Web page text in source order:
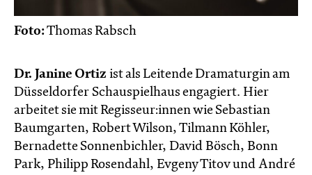
Foto:Thomas Rabsch
Dr. Janine Ortiz ist als Leitende Dramaturgin am
Düsseldorfer Schauspielhaus engagiert. Hier
arbeitet sie mit Regisseur:innen wie Sebastian
Baumgarten, Robert Wilson, Tilmann Köhler,
Bernadette Sonnenbichler, David Bösch, Bonn
Park, Philipp Rosendahl, Evgeny Titov und André